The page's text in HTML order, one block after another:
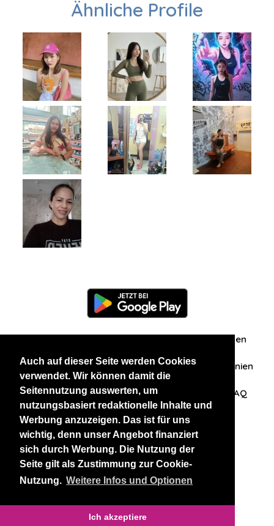
Auch auf dieser Seite werden Cookies
verwendet. Wir können damit die
Seitennutzung auswerten, um
nutzungsbasiert redaktionelle Inhalte und
Werbung anzuzeigen. Das ist für uns
wichtig, denn unser Angebot finanziert
sich durch Werbung. Die Nutzung der
Seite gilt als Zustimmung zur Cookie-
Nutzung. Weitere Infos und Optionen
Ich akzeptiere
Ähnliche Profile
Zuschriften/Erfahrungen
Datenschutzerklärung AGB Datenschutzrichtlinien
Nehmen Sie Kontakt mit uns auf FAQ
Unsere anderen Websites
BlackAndBeauties RussianKisses